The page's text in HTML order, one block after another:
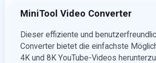
MiniTool Video Converter
Dieser effiziente und
Converter bietet die einfachste
4K und 8K YouTube-Videos